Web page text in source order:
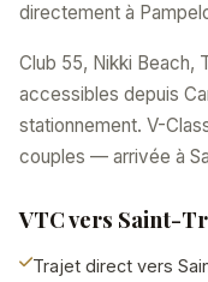
directement à
Club 55, Nikki Beach,
accessibles depuis
stationnement. V-
couples — arrivée à
VTC vers Saint-
Trajet direct vers